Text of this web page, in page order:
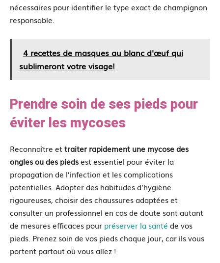
nécessaires pour identifier le type exact de champignon
responsable.
4 recettes de masques au blanc d'œuf qui
sublimeront votre visage!
Prendre soin de ses pieds pour
éviter les mycoses
Reconnaître ettraiter rapidement une mycose des
ongles ou des piedsest essentiel pour éviter la
propagation de l’infection et les complications
potentielles. Adopter des habitudes d’hygiène
rigoureuses, choisir des chaussures adaptées et
consulter un professionnel en cas de doute sont autant
de mesures efficaces pour préserver la santé de vos
pieds. Prenez soin de vos pieds chaque jour, car ils vous
portent partout où vous allez !